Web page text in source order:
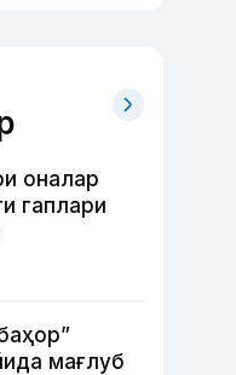
оналар
гаплари
мағлуб